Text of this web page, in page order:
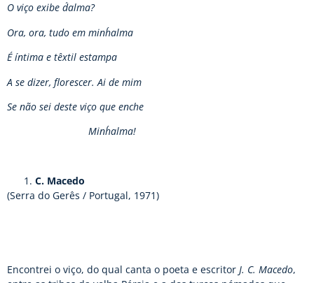
O viço exibe d´alma?
Ora, ora, tudo em minh´alma
É íntima e têxtil estampa
A se dizer, florescer. Ai de mim
Se não sei deste viço que enche
Minh´alma!
C. Macedo
(Serra do Gerês / Portugal, 1971)
Encontrei o viço, do qual canta o poeta e escritor J. C. Macedo,